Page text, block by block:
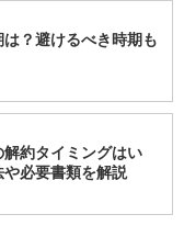
？避けるべき時期も
約タイミングはい
必要書類を解説